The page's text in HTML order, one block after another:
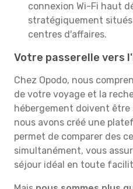
connexion Wi-Fi haut
stratégiquement
centres d'affaires.
Votre passerelle vers
Chez Opodo, nous
de votre voyage et la
hébergement doivent être
nous avons créé une
permet de comparer des
simultanément, vous
séjour idéal en toute